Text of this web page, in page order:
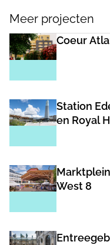
Meer projecten
Coeur
Station
en Royal
West 8